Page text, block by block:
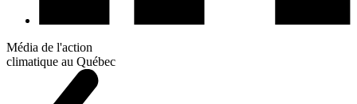
Média de l'action
climatique au Québec